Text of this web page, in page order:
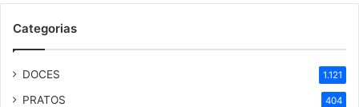
Categorias
DOCES 1.121
PRATOS 404